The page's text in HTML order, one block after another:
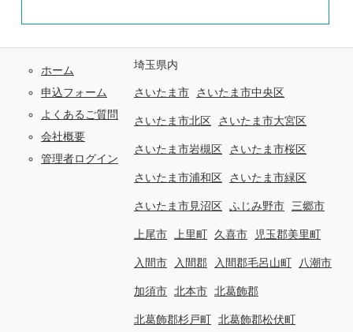
ホーム
申込フォーム
よくあるご質問
会社概要
管理者ログイン
埼玉県内
さいたま市 さいたま市中央区
さいたま市北区 さいたま市大宮区
さいたま市岩槻区 さいたま市桜区
さいたま市浦和区 さいたま市緑区
さいたま市見沼区 ふじみ野市 三郷市
上尾市 上里町 久喜市 児玉郡美里町
入間市 入間郡 入間郡毛呂山町 八潮市
加須市 北本市 北葛飾郡
北葛飾郡杉戸町 北葛飾郡松伏町